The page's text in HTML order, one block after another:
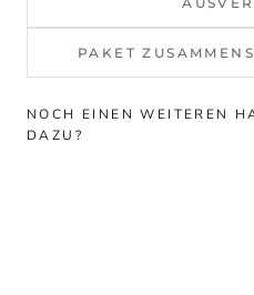
PAKET
NOCH EINEN WEITEREN
DAZU?